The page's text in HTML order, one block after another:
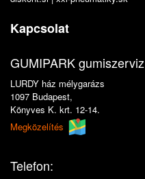
Kapcsolat
GUMIPARK gumiszerviz
LURDY ház mélygarázs
1097 Budapest,
Könyves K. krt. 12-14.
Megközelítés
Telefon: